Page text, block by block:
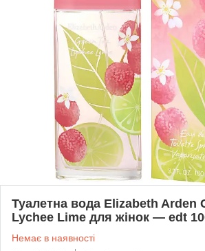
Туалетна вода Elizabeth Arden
Lychee Lime для жінок — edt
Немає в наявності